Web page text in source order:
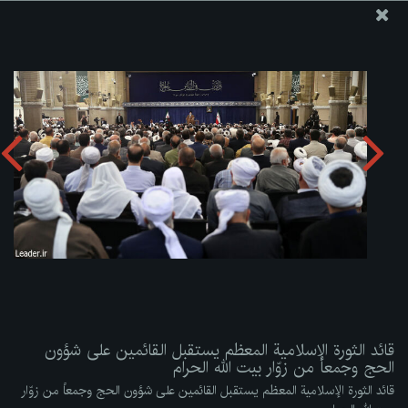
قائد الثورة الإسلامية المعظم يستقبل القائمين على شؤون الحج
وجمعاً من زوّار بيت الله الحرام
تحميل الألبوم:zip
قائد الثورة الإسلامية المعظم يستقبل القائمين على شؤون
الحج وجمعاً من زوّار بيت الله الحرام
قائد الثورة الإسلامية المعظم يستقبل القائمين على شؤون الحج وجمعاً من زوّار